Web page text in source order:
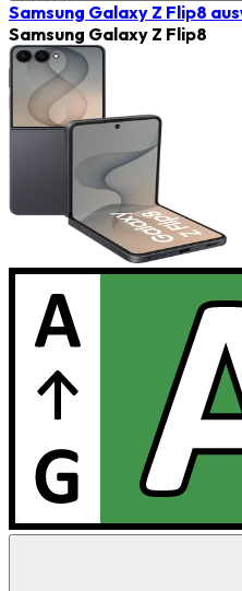
Samsung Galaxy Z Flip8
Samsung Galaxy Z Flip8